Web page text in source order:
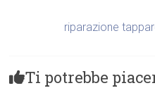
riparazione
Ti potrebbe